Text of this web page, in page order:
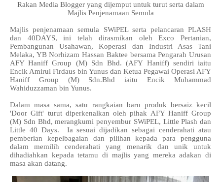
Rakan Media Blogger yang dijemput untuk turut serta dalam
Majlis Penjenamaan Semula
Majlis penjenamaan semula SWiPEL serta pelancaran PLASH
dan 40DAYS, ini telah dirasmikan oleh Exco Pertanian,
Pembangunan Usahawan, Koperasi dan Industri Asas Tani
Melaka, YB Norhizam Hassan Baktee bersama Pengarah Urusan
AFY Haniff Group (M) Sdn Bhd. (AFY Haniff) sendiri iaitu
Encik Amirul Firdaus bin Yunus dan Ketua Pegawai Operasi AFY
Haniff Group (M) Sdn.Bhd iaitu Encik Muhammad
Wahiduzzaman bin Yunus.
Dalam masa sama, satu rangkaian baru produk bersaiz kecil
'Door Gift' turut diperkenalkan oleh pihak AFY Haniff Group
(M) Sdn Bhd, merangkumi penyembur SWiPEL, Little Plash dan
Little 40 Days. Ia sesuai dijadikan sebagai cenderahati atau
pemberian kepelbagaian dan pilihan kepada para pengguna
dalam memilih cenderahati yang menarik dan unik untuk
dihadiahkan kepada tetamu di majlis yang mereka adakan di
masa akan datang.